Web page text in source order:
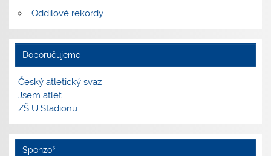
Oddílové rekordy
Doporučujeme
Český atletický svaz
Jsem atlet
ZŠ U Stadionu
Sponzoři